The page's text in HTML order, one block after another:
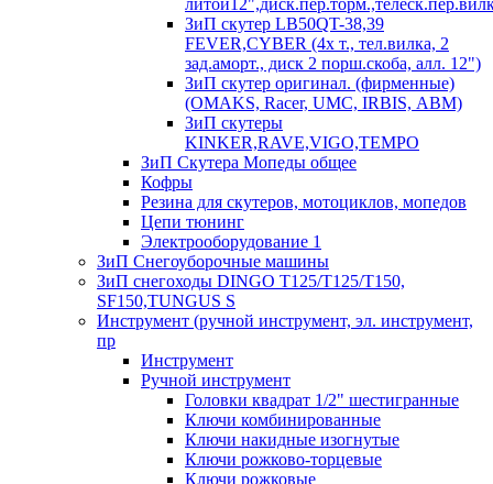
ЗиП скутер LB50QT-38,39
FEVER,CYBER (4х т., тел.вилка, 2
зад.аморт., диск 2 порш.скоба, алл. 12")
ЗиП скутер оригинал. (фирменные)
(OMAKS, Racer, UMC, IRBIS, АВМ)
ЗиП скутеры
KINKER,RAVE,VIGO,TEMPO
ЗиП Скутера Мопеды общее
Кофры
Резина для скутеров, мотоциклов, мопедов
Цепи тюнинг
Электрооборудование 1
ЗиП Снегоуборочные машины
ЗиП снегоходы DINGO T125/T125/T150,
SF150,TUNGUS S
Инструмент (ручной инструмент, эл. инструмент,
пр
Инструмент
Ручной инструмент
Головки квадрат 1/2" шестигранные
Ключи комбинированные
Ключи накидные изогнутые
Ключи рожково-торцевые
Ключи рожковые